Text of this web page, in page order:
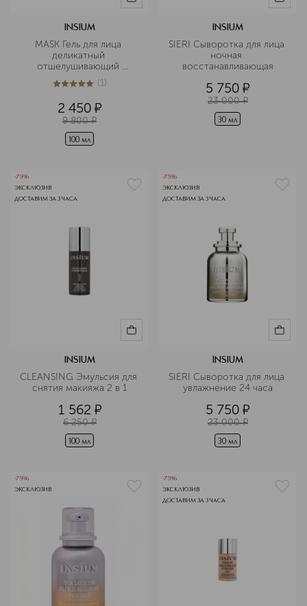
INSIUM
MASK Гель для лица
деликатный
отшелушивающий
питательный
5из 51 (1)
2 450 ¤
9 800 ¤
100 мл
INSIUM
SIERI Сыворотка для лица
ночная
восстанавливающая
5 750 ¤
23 000 ¤
30 мл
-75%
ЭКСКЛЮЗИВ
ДОСТАВИМ ЗА 3 ЧАСА
INSIUM
CLEANSING Эмульсия для
снятия макияжа 2 в 1
1 562 ¤
6 250 ¤
100 мл
-75%
ЭКСКЛЮЗИВ
ДОСТАВИМ ЗА 3 ЧАСА
INSIUM
SIERI Сыворотка для лица
увлажнение 24 часа
5 750 ¤
23 000 ¤
30 мл
-75%
ЭКСКЛЮЗИВ
-75%
ЭКСКЛЮЗИВ
ДОСТАВИМ ЗА 3 ЧАСА